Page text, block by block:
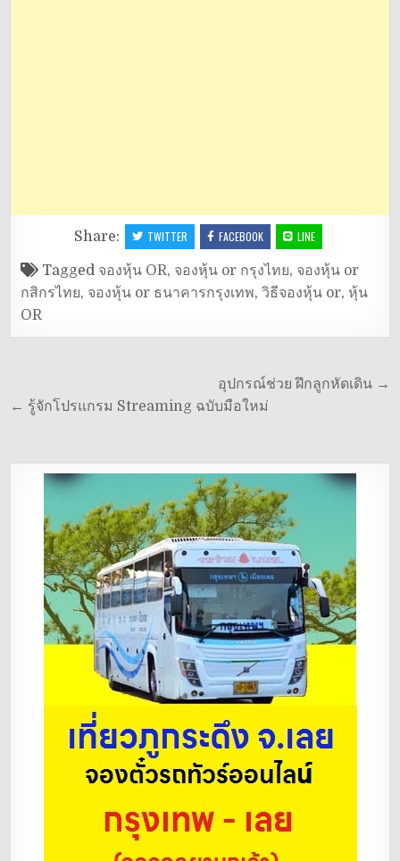
Share: TWITTER FACEBOOK LINE
Tagged จองหุ้น OR, จองหุ้น or กรุงไทย, จองหุ้น or
กสิกรไทย, จองหุ้น or ธนาคารกรุงเทพ,วิธีจองหุ้น or, หุ้น
OR
เรื่อง
อุปกรณ์ช่วย ฝึกลูกหัดเดิน →
← รู้จักโปรแกรม Streaming ฉบับมือใหม่